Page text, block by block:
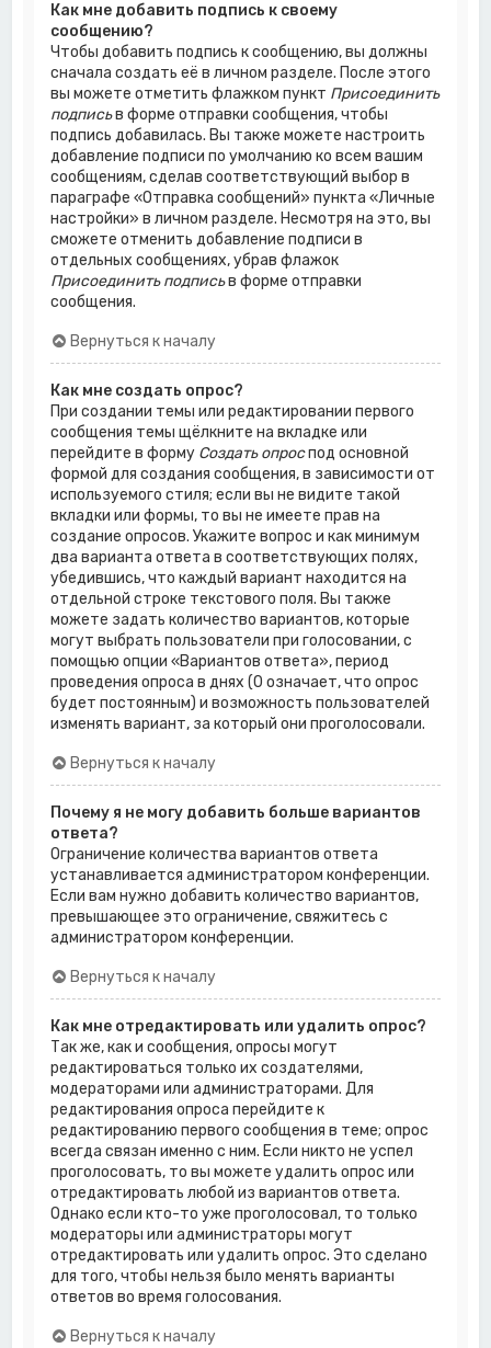
Как мне добавить подпись к своему
сообщению?
Чтобы добавить подпись к сообщению, вы должны
сначала создать её в личном разделе. После этого
вы можете отметить флажком пункт Присоединить
подписьв форме отправки сообщения, чтобы
подпись добавилась. Вы также можете настроить
добавление подписи по умолчанию ко всем вашим
сообщениям, сделав соответствующий выбор в
параграфе «Отправка сообщений» пункта «Личные
настройки» в личном разделе. Несмотря на это, вы
сможете отменить добавление подписи в
отдельных сообщениях, убрав флажок
Присоединить подписьв форме отправки
сообщения.
Вернуться к началу
Как мне создать опрос?
При создании темы или редактировании первого
сообщения темы щёлкните на вкладке или
перейдите в форму Создать опроспод основной
формой для создания сообщения, в зависимости от
используемого стиля; если вы не видите такой
вкладки или формы, то вы не имеете прав на
создание опросов. Укажите вопрос и как минимум
два варианта ответа в соответствующих полях,
убедившись, что каждый вариант находится на
отдельной строке текстового поля. Вы также
можете задать количество вариантов, которые
могут выбрать пользователи при голосовании, с
помощью опции «Вариантов ответа», период
проведения опроса в днях (0 означает, что опрос
будет постоянным) и возможность пользователей
изменять вариант, за который они проголосовали.
Вернуться к началу
Почему я не могу добавить больше вариантов
ответа?
Ограничение количества вариантов ответа
устанавливается администратором конференции.
Если вам нужно добавить количество вариантов,
превышающее это ограничение, свяжитесь с
администратором конференции.
Вернуться к началу
Как мне отредактировать или удалить опрос?
Так же, как и сообщения, опросы могут
редактироваться только их создателями,
модераторами или администраторами. Для
редактирования опроса перейдите к
редактированию первого сообщения в теме; опрос
всегда связан именно с ним. Если никто не успел
проголосовать, то вы можете удалить опрос или
отредактировать любой из вариантов ответа.
Однако если кто-то уже проголосовал, то только
модераторы или администраторы могут
отредактировать или удалить опрос. Это сделано
для того, чтобы нельзя было менять варианты
ответов во время голосования.
Вернуться к началу